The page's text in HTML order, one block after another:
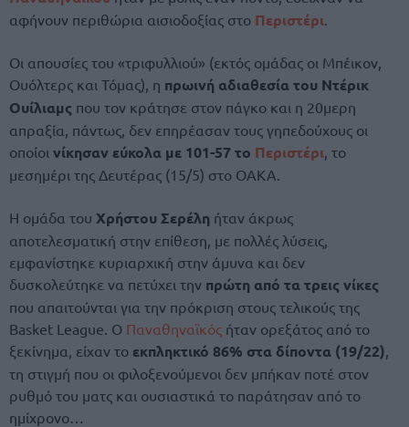
αφήνουν περιθώρια αισιοδοξίας στο Περιστέρι.
Οι απουσίες του «τριφυλλιού» (εκτός ομάδας οι Μπέικον,
Ουόλτερς και Τόμας), η πρωινή αδιαθεσία του Ντέρικ
Ουίλιαμς που τον κράτησε στον πάγκο και η 20μερη
απραξία, πάντως, δεν επηρέασαν τους γηπεδούχους οι
οποίοι νίκησαν εύκολα με 101-57 το Περιστέρι, το
μεσημέρι της Δευτέρας (15/5) στο ΟΑΚΑ.
Η ομάδα του Χρήστου Σερέλη ήταν άκρως
αποτελεσματική στην επίθεση, με πολλές λύσεις,
εμφανίστηκε κυριαρχική στην άμυνα και δεν
δυσκολεύτηκε να πετύχει την πρώτη από τα τρεις νίκες
που απαιτούνται για την πρόκριση στους τελικούς της
Basket League. Ο Παναθηναϊκός ήταν ορεξάτος από το
ξεκίνημα, είχαν το εκπληκτικό 86% στα δίποντα (19/22)
τη στιγμή που οι φιλοξενούμενοι δεν μπήκαν ποτέ στον
ρυθμό του ματς και ουσιαστικά το παράτησαν από το
ημίχρονο…